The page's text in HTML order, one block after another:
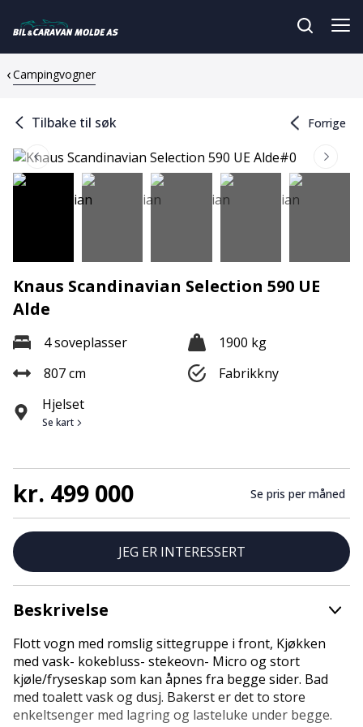
Campingvogner
Tilbake til søk Forrige
Knaus Scandinavian Selection 590 UE
Alde
4 soveplasser
1900 kg
807 cm
Fabrikkny
Hjelset
Se kart
kr. 499 000 Se pris per måned
JEG ER INTERESSERT
Beskrivelse
Flott vogn med romslig sittegruppe i front, Kjøkken
med vask- kokebluss- stekeovn- Micro og stort
kjøle/fryseskap som kan åpnes fra begge sider. Bad
med toalett vask og dusj. Bakerst er det to store
enkeltsenger med lagring og lasteluke under begge.